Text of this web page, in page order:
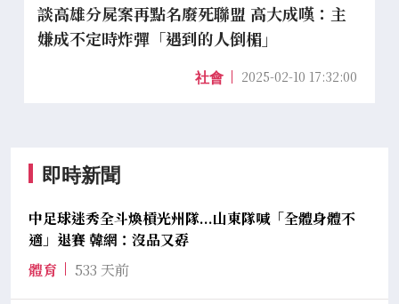
談高雄分屍案再點名廢死聯盟 高大成嘆：主
嫌成不定時炸彈「遇到的人倒楣」
社會 2025-02-10 17:32:00
即時新聞
中足球迷秀全斗煥槓光州隊...山東隊喊「全體身體不
適」退賽 韓網：沒品又孬
體育
533 天前